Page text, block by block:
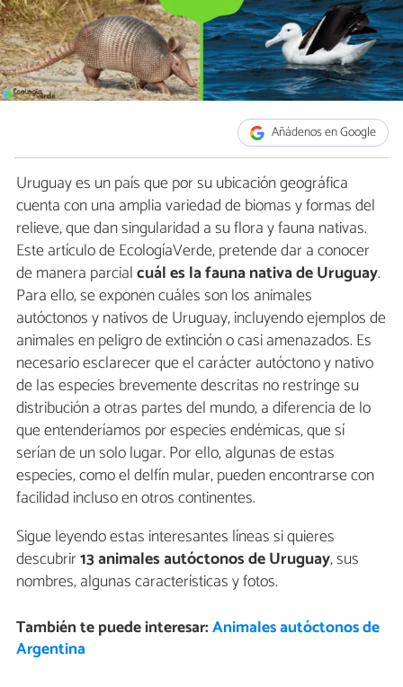
Añádenos en Google
Uruguay es un país que por su ubicación geográfica
cuenta con una amplia variedad de biomas y formas del
relieve, que dan singularidad a su flora y fauna nativas.
Este artículo de EcologíaVerde, pretende dar a conocer
de manera parcialcuál es la fauna nativa de Uruguay.
Para ello, se exponen cuáles son los animales
autóctonos y nativos de Uruguay, incluyendo ejemplos de
animales en peligro de extinción o casi amenazados. Es
necesario esclarecer que el carácter autóctono y nativo
de las especies brevemente descritas no restringe su
distribución a otras partes del mundo, a diferencia de lo
que entenderíamos por especies endémicas, que sí
serían de un solo lugar. Por ello, algunas de estas
especies, como el delfín mular, pueden encontrarse con
facilidad incluso en otros continentes.
Sigue leyendo estas interesantes líneas si quieres
descubrir13 animales autóctonos de Uruguay, sus
nombres, algunas características y fotos.
También te puede interesar:Animales autóctonos de
Argentina